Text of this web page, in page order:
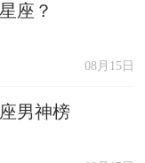
座？
08月15日
男神榜